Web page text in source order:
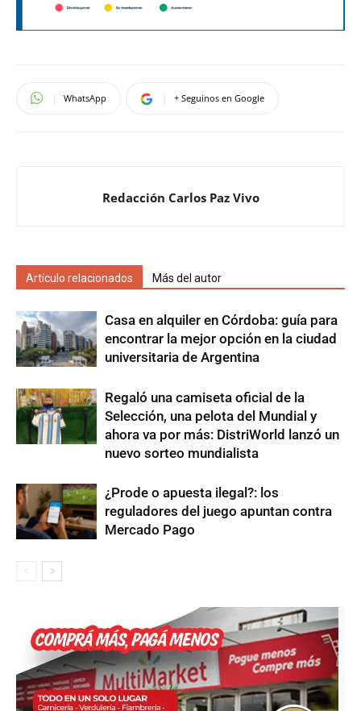
WhatsApp + Seguinos en Google
Redacción Carlos Paz Vivo
Artículo relacionados Más del autor
Casa en alquiler en Córdoba: guía para
encontrar la mejor opción en la ciudad
universitaria de Argentina
Regaló una camiseta oficial de la
Selección, una pelota del Mundial y
ahora va por más: DistriWorld lanzó un
nuevo sorteo mundialista
¿Prode o apuesta ilegal?: los
reguladores del juego apuntan contra
Mercado Pago